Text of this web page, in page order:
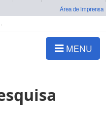
Área de imprensa
MENU